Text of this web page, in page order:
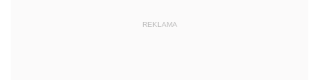
REKLAMA